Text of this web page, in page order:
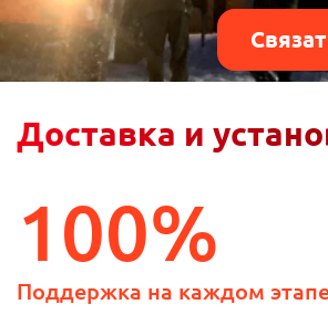
Доставка и
100%
Поддержка на каждом